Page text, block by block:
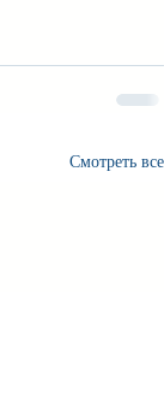
Смотреть все